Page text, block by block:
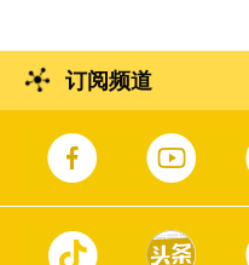
订阅频道